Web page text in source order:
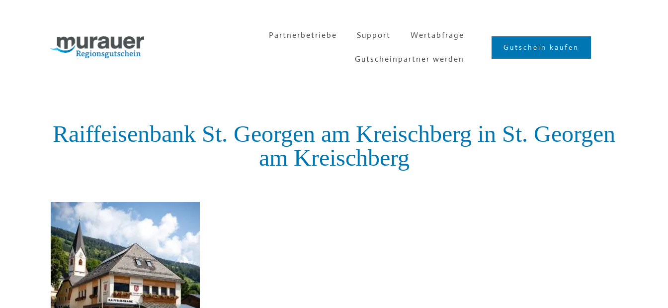
Partnerbetriebe Support Wertabfrage
Gutscheinpartner werden
Gutschein kaufen
Raiffeisenbank St. Georgen am Kreischberg in St. Georgen
am Kreischberg